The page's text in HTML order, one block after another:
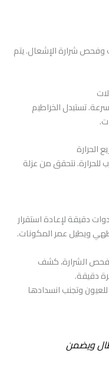
وفحص شرارة الإشعال. يتم
تستبدل الخراطيم
الحرارة
للحرارة. نتحقق من عزلة
دقيقة لإعادة استقرار
ويطيل عمر المكونات.
فحص الشرارة، كشف
دقيقة.
وتجنب انسدادها
ويضمن